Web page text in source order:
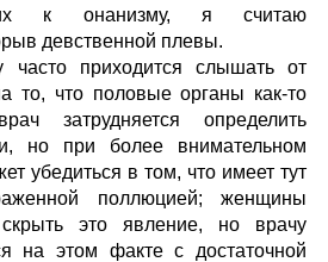
к онанизму, я считаю
девственной плевы.
часто приходится слышать от
то, что половые органы как-то
затрудняется определить
но при более внимательном
убедиться в том, что имеет тут
поллюцией; женщины
это явление, но врачу
на этом факте с достаточной